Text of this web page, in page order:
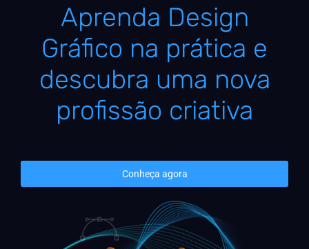
Aprenda Design
Gráfico na prática e
descubra uma nova
profissão criativa
Conheça agora